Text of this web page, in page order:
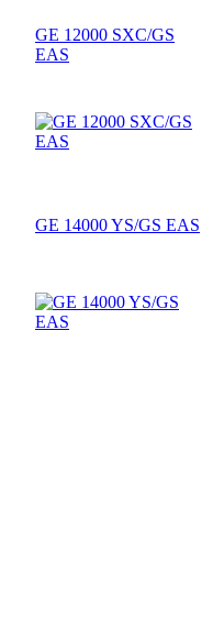
GE 12000 SXC/GS
EAS
GE 14000 YS/GS EAS